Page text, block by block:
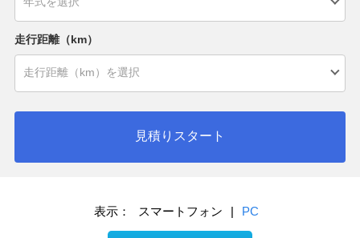
走行距離（km）
見積りスタート
表示： スマートフォン | PC